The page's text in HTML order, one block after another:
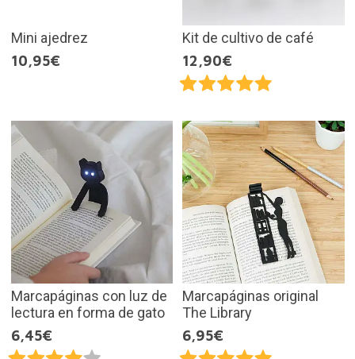
Mini ajedrez
10,95€
Kit de cultivo de café
12,90€
Marcapáginas con luz de
lectura en forma de gato
6,45€
Marcapáginas original
The Library
6,95€